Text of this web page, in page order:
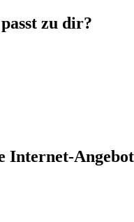
zu dir?
Internet-